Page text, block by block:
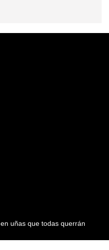
uñas que todas querrán